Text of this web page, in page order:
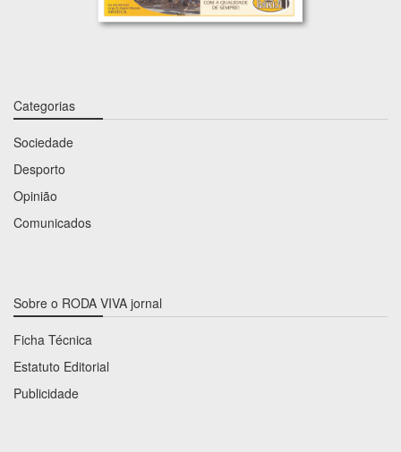
Categorias
Sociedade
Desporto
Opinião
Comunicados
Sobre o RODA VIVA jornal
Ficha Técnica
Estatuto Editorial
Publicidade